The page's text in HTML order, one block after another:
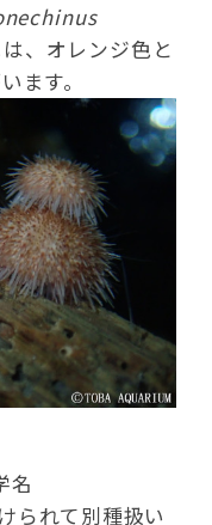
、オレンジ色と
ます。
名
られて別種扱い